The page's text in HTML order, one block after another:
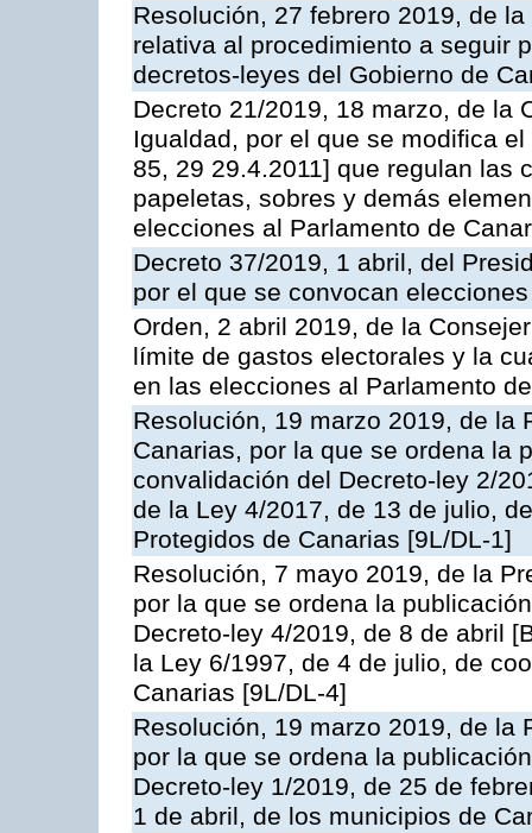
Resolución, 27 febrero 2019, de
relativa al procedimiento a seguir
decretos-leyes del Gobierno de
Decreto 21/2019, 18 marzo, de la
Igualdad, por el que se modifica
85, 29 29.4.2011] que regulan las
papeletas, sobres y demás
elecciones al Parlamento de
Decreto 37/2019, 1 abril, del
por el que se convocan
Orden, 2 abril 2019, de la
límite de gastos electorales y la
en las elecciones al Parlamento
Resolución, 19 marzo 2019, de la
Canarias, por la que se ordena la
convalidación del Decreto-ley 2/
de la Ley 4/2017, de 13 de julio,
Protegidos de Canarias [9L/DL-1]
Resolución, 7 mayo 2019, de la
por la que se ordena la
Decreto-ley 4/2019, de 8 de abril
la Ley 6/1997, de 4 de julio, de
Canarias [9L/DL-4]
Resolución, 19 marzo 2019, de la
por la que se ordena la
Decreto-ley 1/2019, de 25 de
1 de abril, de los municipios de